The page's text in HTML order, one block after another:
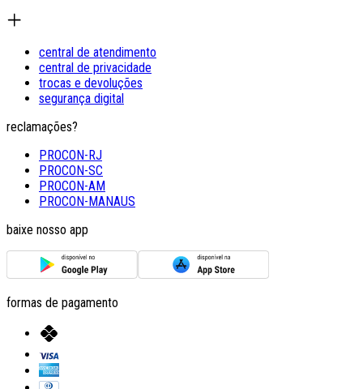
central de atendimento
central de privacidade
trocas e devoluções
segurança digital
reclamações?
PROCON-RJ
PROCON-SC
PROCON-AM
PROCON-MANAUS
baixe nosso app
formas de pagamento